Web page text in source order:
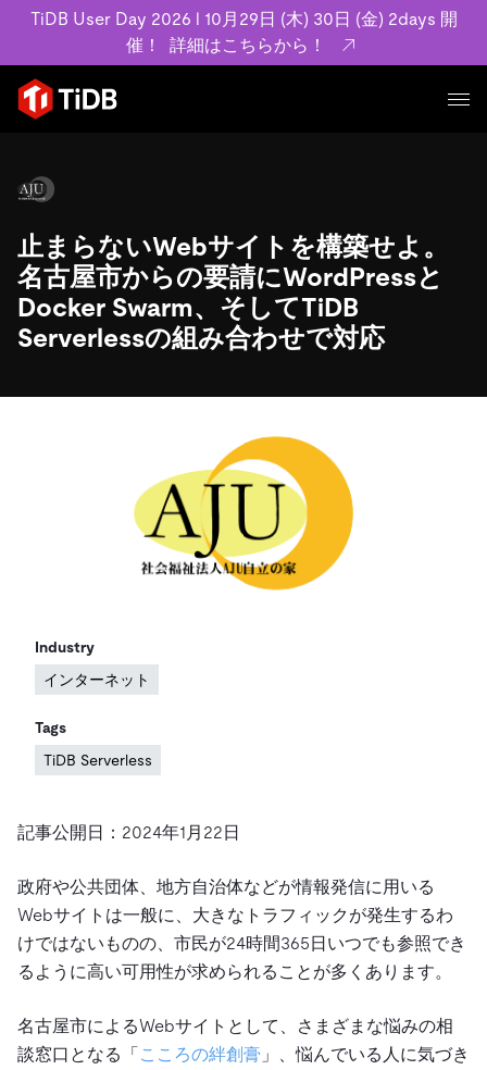
TiDB User Day 2026 l 10月29日 (木) 30日 (金) 2days 開
催！
詳細はこちらから！
プロダクト
MySQL互換の分散データベースで高可用性と水平スケー
ます。
詳細はこちら
TiDB Cloud
TiDB Self-Managed
TiKV
OSS Insight
ユースケース
事例記事
お客様事例やユーザーによる検証結果の記事などを紹介し
ています。
ユースケース
運用インテリジェンスの活用
MySQLワークロードの近代化
リソース
学習コンテンツ
アーカイブ動画
スライド
エンゲージメント
Developer Hub
Discord Community
TiDB Labs
基本規約、TiDBクラウドサービス契約、SLA、利用規約、
プライバシーポリシーなど、契約関連の情報を紹介しま
お客様のデータの機密性、可用性、安全性について紹介し
会社概要
キャリア
TiDB Cloud
TiDB
開発者ガイド
無料で始める
止まらないWebサイトを構築せよ。
名古屋市からの要請にWordPressと
Docker Swarm、そしてTiDB
Serverlessの組み合わせで対応
記事公開日：2024年1月22日
政府や公共団体、地方自治体などが情報発信に用いる
Webサイトは一般に、大きなトラフィックが発生するわ
けではないものの、市民が24時間365日いつでも参照でき
るように高い可用性が求められることが多くあります。
名古屋市によるWebサイトとして、さまざまな悩みの相
談窓口となる「こころの絆創膏 」、悩んでいる人に気づき
Industry
インターネット
Tags
TiDB Serverless